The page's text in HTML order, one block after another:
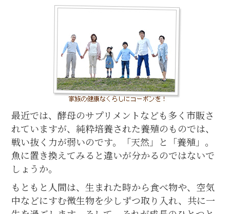
最近では、酵母のサプリメントなども多く市販さ
れていますが、純粋培養された養殖のものでは、
戦い抜く力が弱いのです。「天然」と「養殖」。
魚に置き換えてみると違いが分かるのではないで
しょうか。
もともと人間は、生まれた時から食べ物や、空気
中などにすむ微生物を少しずつ取り入れ、共に一